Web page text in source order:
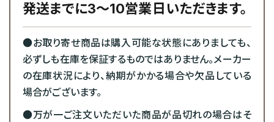
発送までに3～10営業日いただきます。
●お取り寄せ商品は購入可能な状態にありましても、
必ずしも在庫を保証するものではありません。メーカー
の在庫状況により、納期がかかる場合や欠品している
場合がございます。
●万が一ご注文いただいた商品が品切れの場合はそ